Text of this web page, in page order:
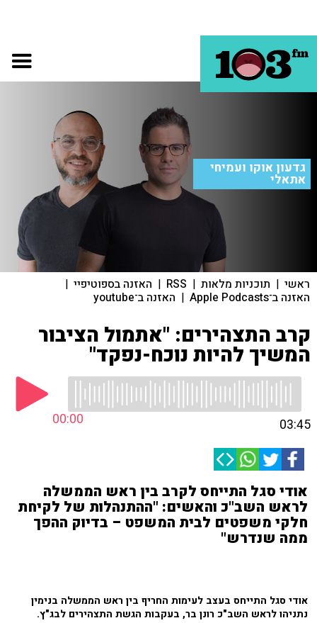
גדעון אוקו ועמיחי
אתאלי
ראשי | תוכניות מלאות |
RSS
| האזנה בספוטיפיי |
האזנה ב־Apple Podcasts | האזנה ב־youtube
קרב התצהירים: "אתמול הציבור
המשיך להיות נוכח-נפקד"
00:00 03:45
אודי סגל התייחס לקרב בין ראש הממשלה
לראש השב"כ והאשים: "ההתנהלות של לקיחת
חלקי משפטים לבית המשפט – בדיוק ההפך
ממה שנדרש"
אודי סגל התייחס בעצב לעימות החריף בין ראש הממשלה בנימין
נתניהו לראש השב"כ רונן בר, בעקבות הגשת התצהירים לבג"ץ.